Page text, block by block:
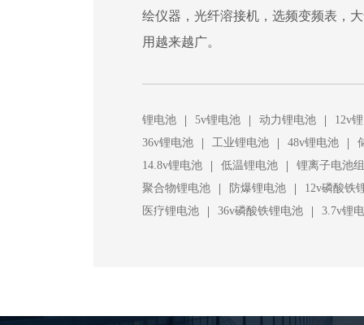
绘仪器，光纤溶接机，选频变频表，
用越来越广。
锂电池 | 5v锂电池 | 动力锂电池 |
12v
36v锂电池
| 工业锂电池 | 48v锂电池 |
14.8v锂电池
| 低温锂电池 |
锂离子电池组
聚合物锂电池
| 防爆锂电池 |
12v磷酸铁
医疗锂电池
| 36v磷酸铁锂电池 | 3.7v锂